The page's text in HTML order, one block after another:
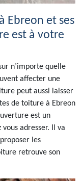
Ebreon et ses
est à votre
n’importe quelle
affecter une
peut aussi laisser
de toiture à Ebreon
est un
adresser. Il va
les
retrouve son